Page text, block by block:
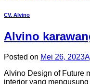
CV. Alvino
Alvino
Posted on Mei 26, 2023
Alvino Design of Future
interior yang